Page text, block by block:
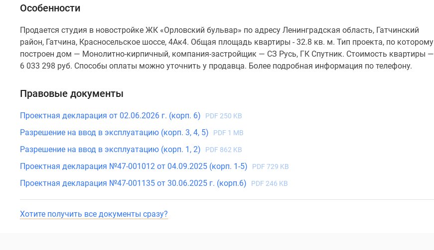
Особенности
Продается студия в новостройке ЖК «Орловский бульвар» по адресу Ленинградская область, Гатчинский
район, Гатчина, Красносельское шоссе, 4Ак4. Общая площадь квартиры - 32.8 кв. м. Тип проекта, по которому
построен дом — Монолитно-кирпичный, компания-застройщик — СЗ Русь, ГК Спутник. Стоимость квартиры —
6 033 298 руб. Способы оплаты можно уточнить у продавца. Более подробная информация по телефону.
Правовые документы
Проектная декларация от 02.06.2026 г. (корп. 6) PDF 250 KB
Разрешение на ввод в эксплуатацию (корп. 3, 4, 5) PDF 1 MB
Разрешение на ввод в эксплуатацию (корп. 1, 2) PDF 862 KB
Проектная декларация №47-001012 от 04.09.2025 (корп. 1-5) PDF 729 KB
Проектная декларация №47-001135 от 30.06.2025 г. (корп.6) PDF 246 KB
Хотите получить все документы сразу?